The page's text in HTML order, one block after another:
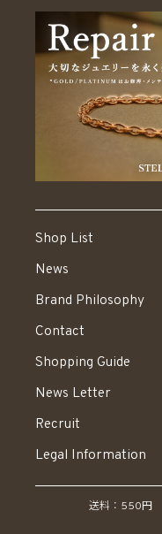
Shop List
News
Brand Philosophy
Contact
Shopping Guide
News Letter
Recruit
Legal Information
送料：550円